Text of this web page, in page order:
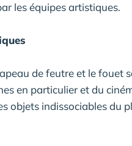
les équipes artistiques.
de feutre et le fouet
en particulier et du
objets indissociables du